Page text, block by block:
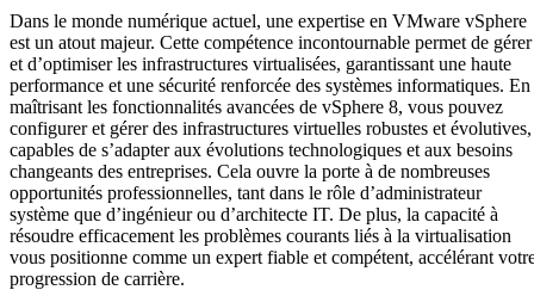
Dans le monde numérique actuel, une expertise en VMware vSphere
est un atout majeur. Cette compétence incontournable permet de gérer
et d’optimiser les infrastructures virtualisées, garantissant une haute
performance et une sécurité renforcée des systèmes informatiques. En
maîtrisant les fonctionnalités avancées de vSphere 8, vous pouvez
configurer et gérer des infrastructures virtuelles robustes et évolutives,
capables de s’adapter aux évolutions technologiques et aux besoins
changeants des entreprises. Cela ouvre la porte à de nombreuses
opportunités professionnelles, tant dans le rôle d’administrateur
système que d’ingénieur ou d’architecte IT. De plus, la capacité à
résoudre efficacement les problèmes courants liés à la virtualisation
vous positionne comme un expert fiable et compétent, accélérant
progression de carrière.